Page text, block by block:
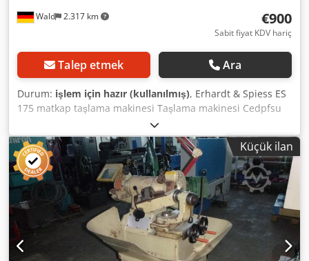
Wald 2.317 km €900
Sabit fiyat KDV hariç
Talep etmek Ara
Durum: işlem için hazır (kullanılmış), Erhardt & Spiess ES
175 matkap taşlama makinesi Taşlama makinesi Cedpfsu
Hhtqox Aileha Görmek için bizi ziyaret edebilirsiniz. Sizin
için uygun maliyetli bir nakliye acentesi de ayarlayabiliriz.
sizin için organize edildi! Uygun bir fatura alacaksınız.
Yabancı müşteriler için de net fatura düzenlenebilir. Ön
koşul geçerli bir KDV numarasıdır. Önceki satışa tabidir.
Mağazamızı ziyaret edin ve diğer tekliflerimize göz atın.
Şirket adları ve ticari markalar sahiplerinin mülkiyetindedir
ve yalnızca ürünleri tanımlamak ve açıklamak için
kullanılır. Teknik verilerden sapmalar ve makalenin
açıklamasında hatalar meydana gelebilir ve bunlar saklıdır.
Küçük ilan